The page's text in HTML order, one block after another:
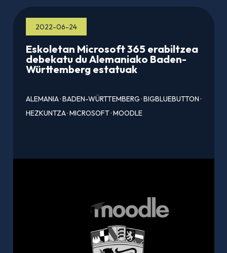
2022-06-24
Eskoletan Microsoft 365 erabiltzea
debekatu du Alemaniako Baden-
Württemberg estatuak
ALEMANIA·BADEN-WÜRTTEMBERG·BIGBLUEBUTTON·
HEZKUNTZA·MICROSOFT·MOODLE